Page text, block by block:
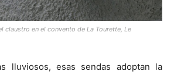
claustro en el convento de La Tourette, Le
lluviosos, esas sendas adoptan la